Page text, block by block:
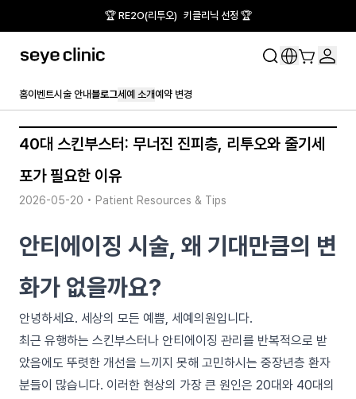
🏆 RE2O(리투오) 키클리닉 선정 🏆
홈이벤트시술 안내블로그세예 소개 예약 변경
40대 스킨부스터: 무너진 진피층, 리투오와 줄기세
포가 필요한 이유
2026-05-20 • Patient Resources & Tips
안티에이징 시술, 왜 기대만큼의 변
화가 없을까요?
안녕하세요. 세상의 모든 예쁨, 세예의원입니다.
최근 유행하는 스킨부스터나 안티에이징 관리를 반복적으로 받
았음에도 뚜렷한 개선을 느끼지 못해 고민하시는 중장년층 환자
분들이 많습니다. 이러한 현상의 가장 큰 원인은 20대와 40대의